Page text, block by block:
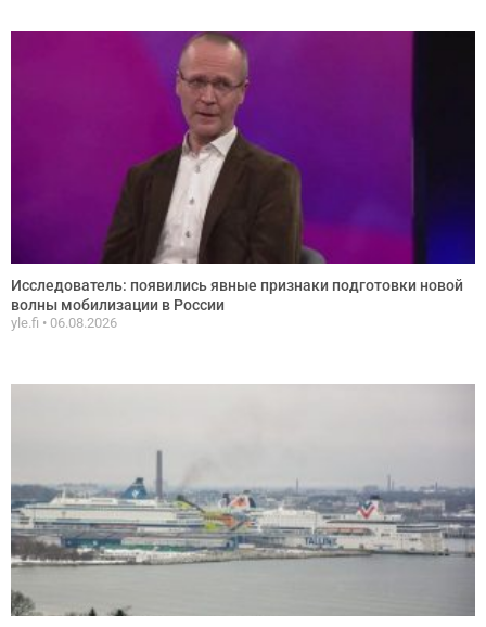
Исследователь: появились явные признаки подготовки новой
волны мобилизации в России
yle.fi 06.08.2026